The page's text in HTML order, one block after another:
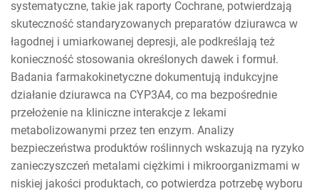
systematyczne, takie jak raporty Cochrane, potwierdzają
skuteczność standaryzowanych preparatów dziurawca w
łagodnej i umiarkowanej depresji, ale podkreślają też
konieczność stosowania określonych dawek i formuł.
Badania farmakokinetyczne dokumentują indukcyjne
działanie dziurawca na CYP3A4, co ma bezpośrednie
przełożenie na kliniczne interakcje z lekami
metabolizowanymi przez ten enzym. Analizy
bezpieczeństwa produktów roślinnych wskazują na ryzyko
zanieczyszczeń metalami ciężkimi i mikroorganizmami w
niskiej jakości produktach, co potwierdza potrzebę wyboru